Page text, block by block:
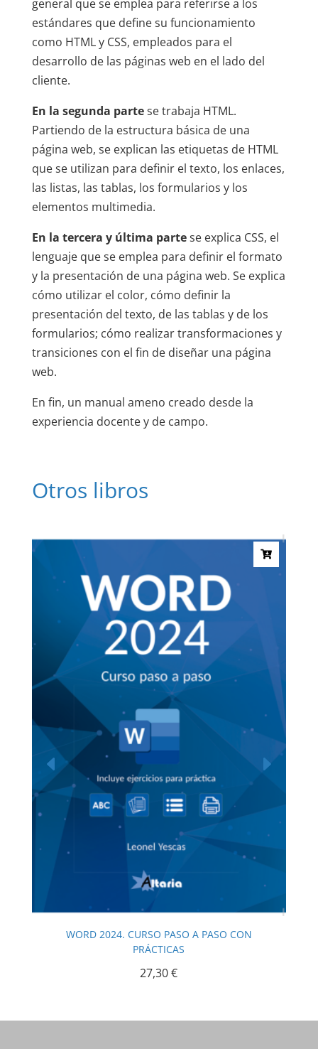
general que se emplea para referirse a los
estándares que define su funcionamiento
como HTML y CSS, empleados para el
desarrollo de las páginas web en el lado del
cliente.
En la segunda partese trabaja HTML.
Partiendo de la estructura básica de una
página web, se explican las etiquetas de HTML
que se utilizan para definir el texto, los enlaces,
las listas, las tablas, los formularios y los
elementos multimedia.
En la tercera y última partese explica CSS, el
lenguaje que se emplea para definir el formato
y la presentación de una página web. Se explica
cómo utilizar el color, cómo definir la
presentación del texto, de las tablas y de los
formularios; cómo realizar transformaciones y
transiciones con el fin de diseñar una página
web.
En fin, un manual ameno creado desde la
experiencia docente y de campo.
Otros libros
WORD 2024. CURSO PASO A PASO CON
PRÁCTICAS
27,30€